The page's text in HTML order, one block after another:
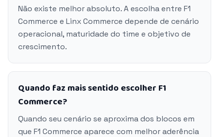
Não existe melhor absoluto. A escolha entre F1
Commerce e Linx Commerce depende de cenário
operacional, maturidade do time e objetivo de
crescimento.
Quando faz mais sentido escolher F1
Commerce?
Quando seu cenário se aproxima dos blocos em
que F1 Commerce aparece com melhor aderência